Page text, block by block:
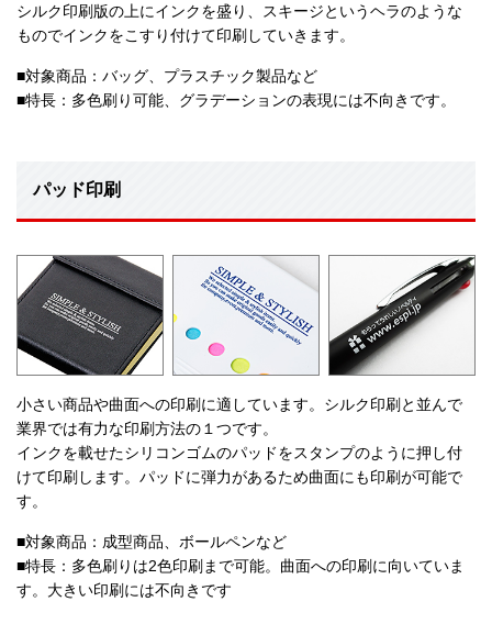
シルク印刷版の上にインクを盛り、スキージというヘラのような
ものでインクをこすり付けて印刷していきます。
■対象商品：バッグ、プラスチック製品など
■特長：多色刷り可能、グラデーションの表現には不向きです。
パッド印刷
小さい商品や曲面への印刷に適しています。シルク印刷と並んで
業界では有力な印刷方法の１つです。
インクを載せたシリコンゴムのパッドをスタンプのように押し付
けて印刷します。パッドに弾力があるため曲面にも印刷が可能で
す。
■対象商品：成型商品、ボールペンなど
■特長：多色刷りは2色印刷まで可能。曲面への印刷に向いていま
す。大きい印刷には不向きです